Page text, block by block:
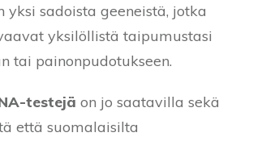
yksi sadoista geeneistä, jotka
yksilöllistä taipumustasi
tai painonpudotukseen.
testejä on jo saatavilla sekä
että suomalaisilta